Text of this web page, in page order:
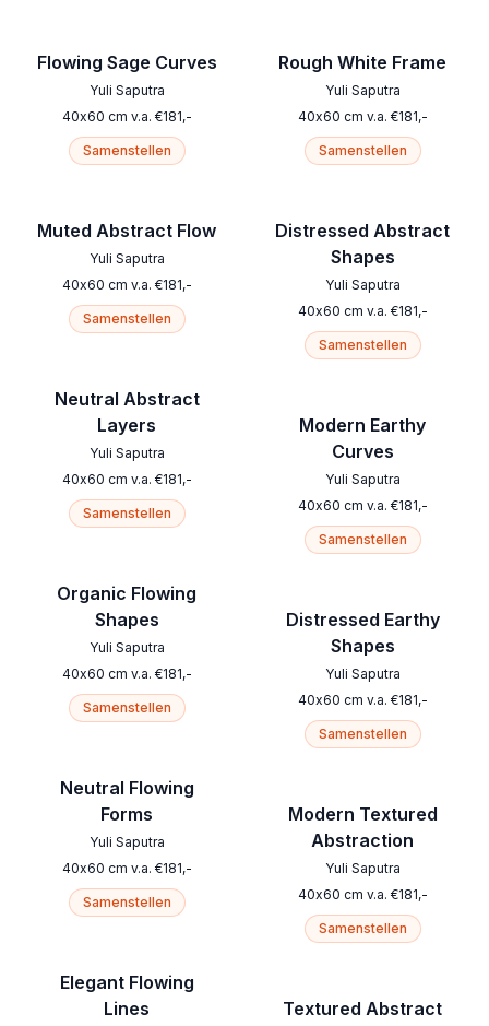
Flowing Sage Curves
Yuli Saputra
40x60 cm v.a. €181,-
Samenstellen
Muted Abstract Flow
Yuli Saputra
40x60 cm v.a. €181,-
Samenstellen
Neutral Abstract
Layers
Yuli Saputra
40x60 cm v.a. €181,-
Samenstellen
Organic Flowing
Shapes
Yuli Saputra
40x60 cm v.a. €181,-
Samenstellen
Neutral Flowing
Forms
Yuli Saputra
40x60 cm v.a. €181,-
Samenstellen
Elegant Flowing
Lines
Rough White Frame
Yuli Saputra
40x60 cm v.a. €181,-
Samenstellen
Distressed Abstract
Shapes
Yuli Saputra
40x60 cm v.a. €181,-
Samenstellen
Modern Earthy
Curves
Yuli Saputra
40x60 cm v.a. €181,-
Samenstellen
Distressed Earthy
Shapes
Yuli Saputra
40x60 cm v.a. €181,-
Samenstellen
Modern Textured
Abstraction
Yuli Saputra
40x60 cm v.a. €181,-
Samenstellen
Textured Abstract